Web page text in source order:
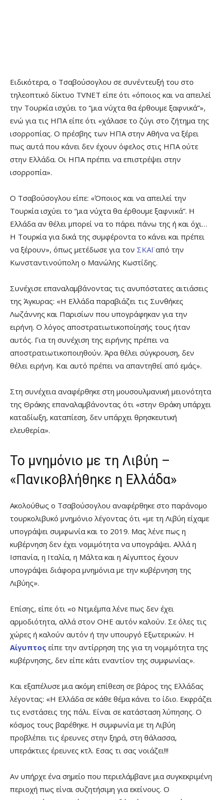
Ειδικότερα, ο Τσαβούσογλου σε συνέντευξή του στο
τηλεοπτικό δίκτυο TVNET είπε ότι «όποιος και να απειλεί
την Τουρκία ισχύει το “μια νύχτα θα έρθουμε ξαφνικά”»,
ενώ για τις ΗΠΑ είπε ότι «χάλασε το ζύγι στο ζήτημα της
ισορροπίας. Ο πρέσβης των ΗΠΑ στην Αθήνα να ξέρει
πως αυτά που κάνει δεν έχουν όφελος στις ΗΠΑ ούτε
στην Ελλάδα. Οι ΗΠΑ πρέπει να επιστρέψει στην
ισορροπία».
Ο Τσαβούσογλου είπε: «Όποιος και να απειλεί την
Τουρκία ισχύει το “μια νύχτα θα έρθουμε ξαφνικά”. Η
Ελλάδα αν θέλει μπορεί να το πάρει πάνω της ή και όχι…
Η Τουρκία για δικά της συμφέροντα το κάνει και πρέπει
να ξέρουν», όπως μετέδωσε για τον ΣΚΑΪαπό την
Κωνσταντινούπολη ο Μανώλης Κωστίδης.
Συνέχισε επαναλαμβάνοντας τις ανυπόστατες αιτιάσεις
της Άγκυρας: «Η Ελλάδα παραβιάζει τις Συνθήκες
Λωζάννης και Παρισίων που υπογράφηκαν για την
ειρήνη. Ο λόγος αποστρατιωτικοποίησής τους ήταν
αυτός. Για τη συνέχιση της ειρήνης πρέπει να
αποστρατιωτικοποιηθούν. Άρα θέλει σύγκρουση, δεν
θέλει ειρήνη. Και αυτό πρέπει να απαντηθεί από εμάς».
Στη συνέχεια αναφέρθηκε στη μουσουλμανική μειονότητα
της Θράκης επαναλαμβάνοντας ότι «στην Θράκη υπάρχει
καταδίωξη, καταπίεση, δεν υπάρχει θρησκευτική
ελευθερία».
Το μνημόνιο με τη Λιβύη –
«Πανικοβλήθηκε η Ελλάδα»
Ακολούθως ο Τσαβούσογλου αναφέρθηκε στο παράνομο
τουρκολιβυκό μνημόνιο λέγοντας ότι «με τη Λιβύη είχαμε
υπογράψει συμφωνία και το 2019. Μας λένε πως η
κυβέρνηση δεν έχει νομιμότητα να υπογράψει. Αλλά η
Ισπανία, η Ιταλία, η Μάλτα και η Αίγυπτος έχουν
υπογράψει διάφορα μνημόνια με την κυβέρνηση της
Λιβύης».
Επίσης, είπε ότι «ο Ντμιέμπα λένε πως δεν έχει
αρμοδιότητα, αλλά στον ΟΗΕ αυτόν καλούν. Σε όλες τις
χώρες ή καλούν αυτόν ή την υπουργό Εξωτερικών. Η
Αίγυπτος είπε την αντίρρηση της για τη νομιμότητα της
κυβέρνησης, δεν είπε κάτι εναντίον της συμφωνίας».
Και εξαπέλυσε μια ακόμη επίθεση σε βάρος της Ελλάδας
λέγοντας: «Η Ελλάδα σε κάθε θέμα κάνει το ίδιο. Εκφράζει
τις ενστάσεις της πάλι. Είναι σε κατάσταση λύπησης. Ο
κόσμος τους βαρέθηκε. Η συμφωνία με τη Λιβύη
προβλέπει τις έρευνες στην ξηρά, στη θάλασσα,
υπεράκτιες έρευνες κτλ. Εσας τι σας νοιάζει!!!
Αν υπήρχε ένα σημείο που περιελάμβανε μια συγκεκριμένη
περιοχή πως είναι συζητήσιμη για εκείνους. Ο